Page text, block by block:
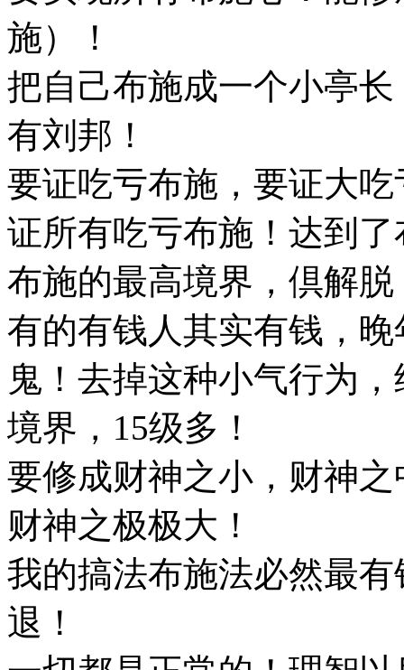
施）！
把自己布施成一个小亭
有刘邦！
要证吃亏布施，要证大
证所有吃亏布施！达到
布施的最高境界，倶解
有的有钱人其实有钱，
鬼！去掉这种小气行为
境界，15级多！
要修成财神之小，财神
财神之极极大！
我的搞法布施法必然最
退！